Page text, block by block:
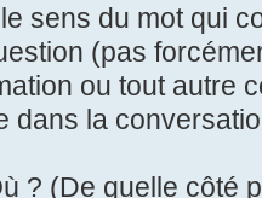
sens du mot qui
(pas
ou tout autre
dans la
? (De quelle côté